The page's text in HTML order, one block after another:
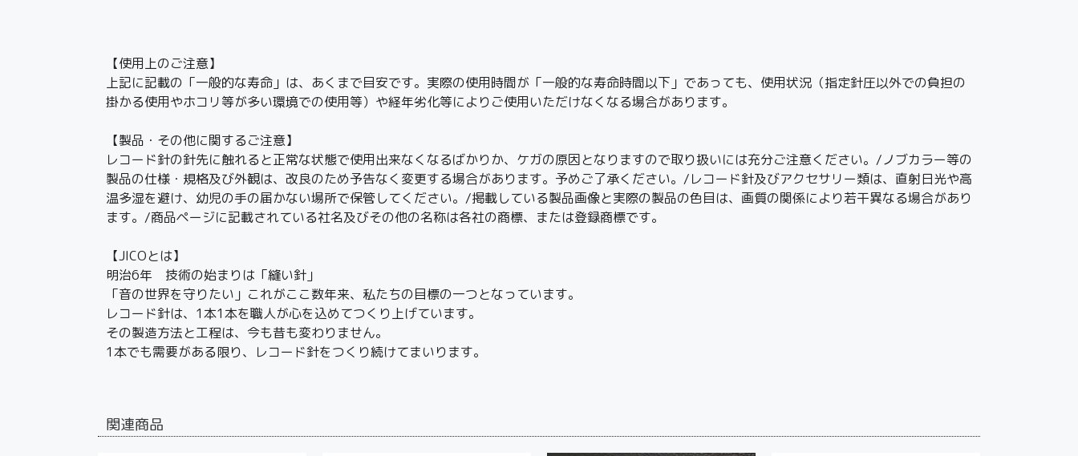
【使用上のご注意】
上記に記載の「一般的な寿命」は、あくまで目安です。実際の使用時間が「一般的な寿命時間以下」であっても、使用状況（指定針圧以外での負担の
掛かる使用やホコリ等が多い環境での使用等）や経年劣化等によりご使用いただけなくなる場合があります。
【製品・その他に関するご注意】
レコード針の針先に触れると正常な状態で使用出来なくなるばかりか、ケガの原因となりますので取り扱いには充分ご注意ください。/ノブカラー等の
製品の仕様・規格及び外観は、改良のため予告なく変更する場合があります。予めご了承ください。/レコード針及びアクセサリー類は、直射日光や高
温多湿を避け、幼児の手の届かない場所で保管してください。/掲載している製品画像と実際の製品の色目は、画質の関係により若干異なる場合があり
ます。/商品ページに記載されている社名及びその他の名称は各社の商標、または登録商標です。
【JICOとは】
明治6年 技術の始まりは「縫い針」
「音の世界を守りたい」これがここ数年来、私たちの目標の一つとなっています。
レコード針は、1本1本を職人が心を込めてつくり上げています。
その製造方法と工程は、今も昔も変わりません。
1本でも需要がある限り、レコード針をつくり続けてまいります。
関連商品